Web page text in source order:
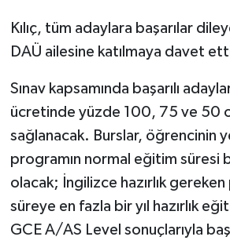
Kılıç, tüm adaylara başarılar
DAÜ ailesine katılmaya davet
Sınav kapsamında başarılı
ücretinde yüzde 100, 75 ve 50
sağlanacak. Burslar, öğrencinin
programın normal eğitim süresi
olacak; İngilizce hazırlık
süreye en fazla bir yıl hazırlık
GCE A/AS Level sonuçlarıyla